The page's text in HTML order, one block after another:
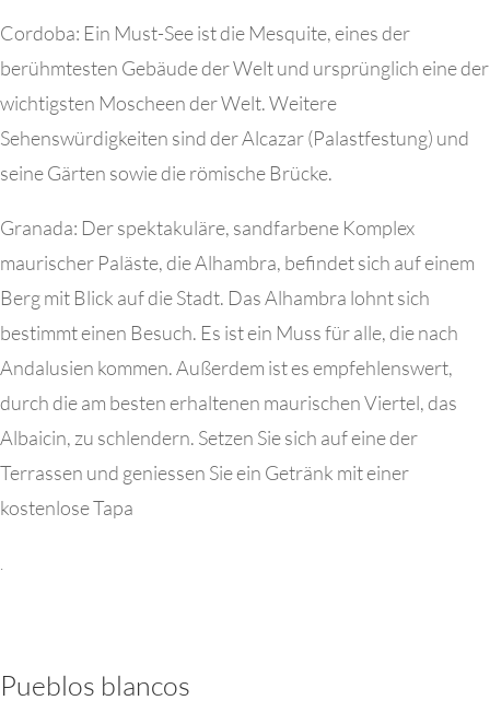
Cordoba: Ein Must-See ist die Mesquite, eines der
berühmtesten Gebäude der Welt und ursprünglich eine der
wichtigsten Moscheen der Welt. Weitere
Sehenswürdigkeiten sind der Alcazar (Palastfestung) und
seine Gärten sowie die römische Brücke.
Granada: Der spektakuläre, sandfarbene Komplex
maurischer Paläste, die Alhambra, befindet sich auf einem
Berg mit Blick auf die Stadt. Das Alhambra lohnt sich
bestimmt einen Besuch. Es ist ein Muss für alle, die nach
Andalusien kommen. Außerdem ist es empfehlenswert,
durch die am besten erhaltenen maurischen Viertel, das
Albaicin, zu schlendern. Setzen Sie sich auf eine der
Terrassen und geniessen Sie ein Getränk mit einer
kostenlose Tapa
Pueblos blancos